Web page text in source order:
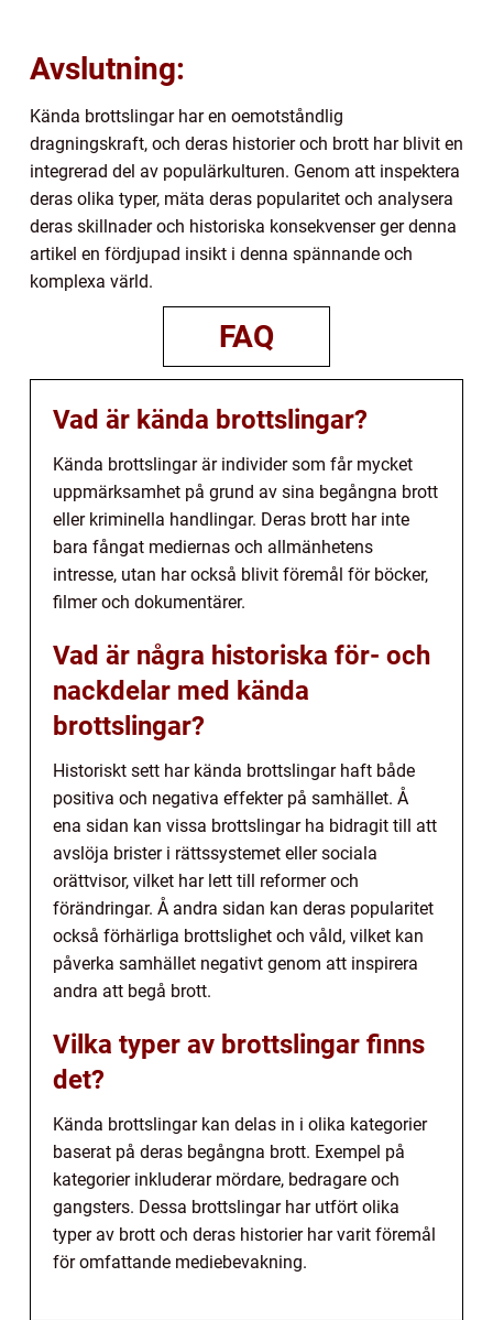
Avslutning:
Kända brottslingar har en oemotståndlig
dragningskraft, och deras historier och brott har blivit en
integrerad del av populärkulturen. Genom att inspektera
deras olika typer, mäta deras popularitet och analysera
deras skillnader och historiska konsekvenser ger denna
artikel en fördjupad insikt i denna spännande och
komplexa värld.
FAQ
Vad är kända brottslingar?
Kända brottslingar är individer som får mycket
uppmärksamhet på grund av sina begångna brott
eller kriminella handlingar. Deras brott har inte
bara fångat mediernas och allmänhetens
intresse, utan har också blivit föremål för böcker,
filmer och dokumentärer.
Vad är några historiska för- och
nackdelar med kända
brottslingar?
Historiskt sett har kända brottslingar haft både
positiva och negativa effekter på samhället. Å
ena sidan kan vissa brottslingar ha bidragit till att
avslöja brister i rättssystemet eller sociala
orättvisor, vilket har lett till reformer och
förändringar. Å andra sidan kan deras popularitet
också förhärliga brottslighet och våld, vilket kan
påverka samhället negativt genom att inspirera
andra att begå brott.
Vilka typer av brottslingar finns
det?
Kända brottslingar kan delas in i olika kategorier
baserat på deras begångna brott. Exempel på
kategorier inkluderar mördare, bedragare och
gangsters. Dessa brottslingar har utfört olika
typer av brott och deras historier har varit föremål
för omfattande mediebevakning.